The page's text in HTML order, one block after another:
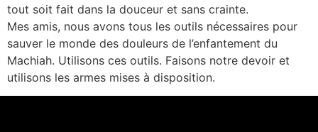
tout soit fait dans la douceur et sans crainte.
Mes amis, nous avons tous les outils nécessaires pour
sauver le monde des douleurs de l’enfantement du
Machiah. Utilisons ces outils. Faisons notre devoir et
utilisons les armes mises à disposition.